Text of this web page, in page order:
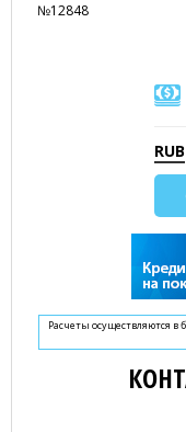
№12848
RUB
Расчеты осуществляются в